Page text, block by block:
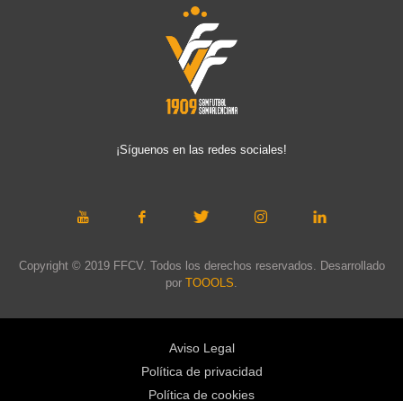
¡Síguenos en las redes sociales!
Copyright © 2019 FFCV. Todos los derechos reservados. Desarrollado
por TOOOLS.
Aviso Legal
Política de privacidad
Política de cookies